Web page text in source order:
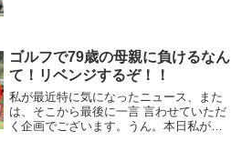
ゴルフで79歳の母親に負けるなん
て！リベンジするぞ！！
私が最近特に気になったニュース、また
は、そこから最後に一言 言わせていただ
く企画でございます。うん。本日私がチ